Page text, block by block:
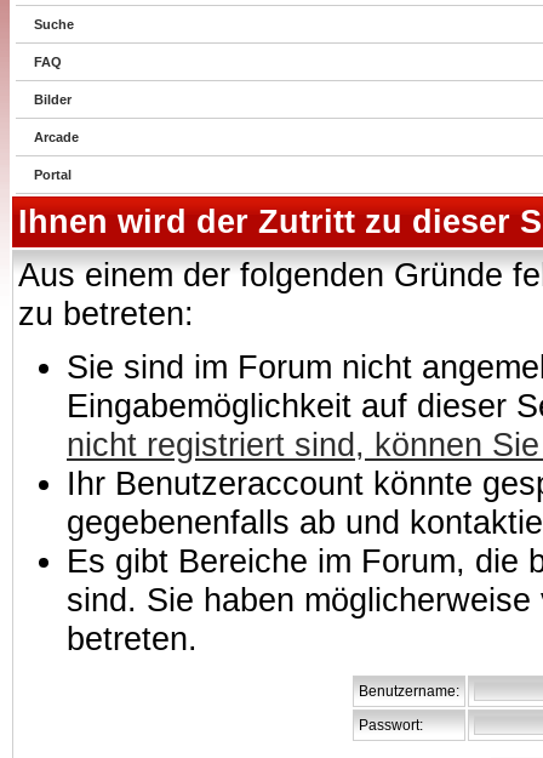
Suche
FAQ
Bilder
Arcade
Portal
Ihnen wird der Zutritt zu dieser
Aus einem der folgenden Gründe
zu betreten:
Sie sind im Forum nicht
Eingabemöglichkeit auf dieser
nicht registriert sind, können
Ihr Benutzeraccount könnte
gegebenenfalls ab und
Es gibt Bereiche im Forum, die
sind. Sie haben
betreten.
Benutzername:
Passwort: